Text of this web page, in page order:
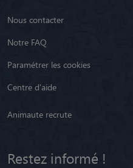
Nous contacter
Notre FAQ
Paramétrer les cookies
Centre d'aide
Animaute recrute
Restez informé !